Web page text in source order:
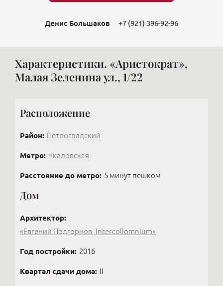
Денис Большаков +7 (921) 396-92-96
Характеристики. «Аристократ»,
Малая Зеленина ул., 1/22
Расположение
Район: Петроградский
Метро: Чкаловская
Расстояние до метро: 5 минут пешком
Дом
Архитектор:
«Евгений Подгорнов, Intercollomnium»
Год постройки: 2016
Квартал сдачи дома: II